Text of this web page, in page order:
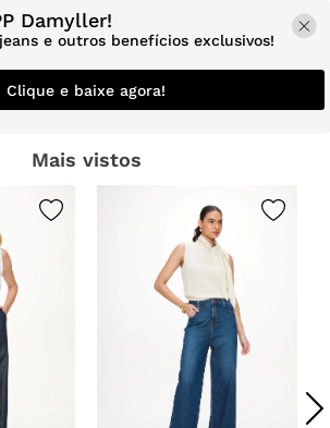
Damyller!
e outros benefícios exclusivos!
Clique e baixe agora!
Mais vistos